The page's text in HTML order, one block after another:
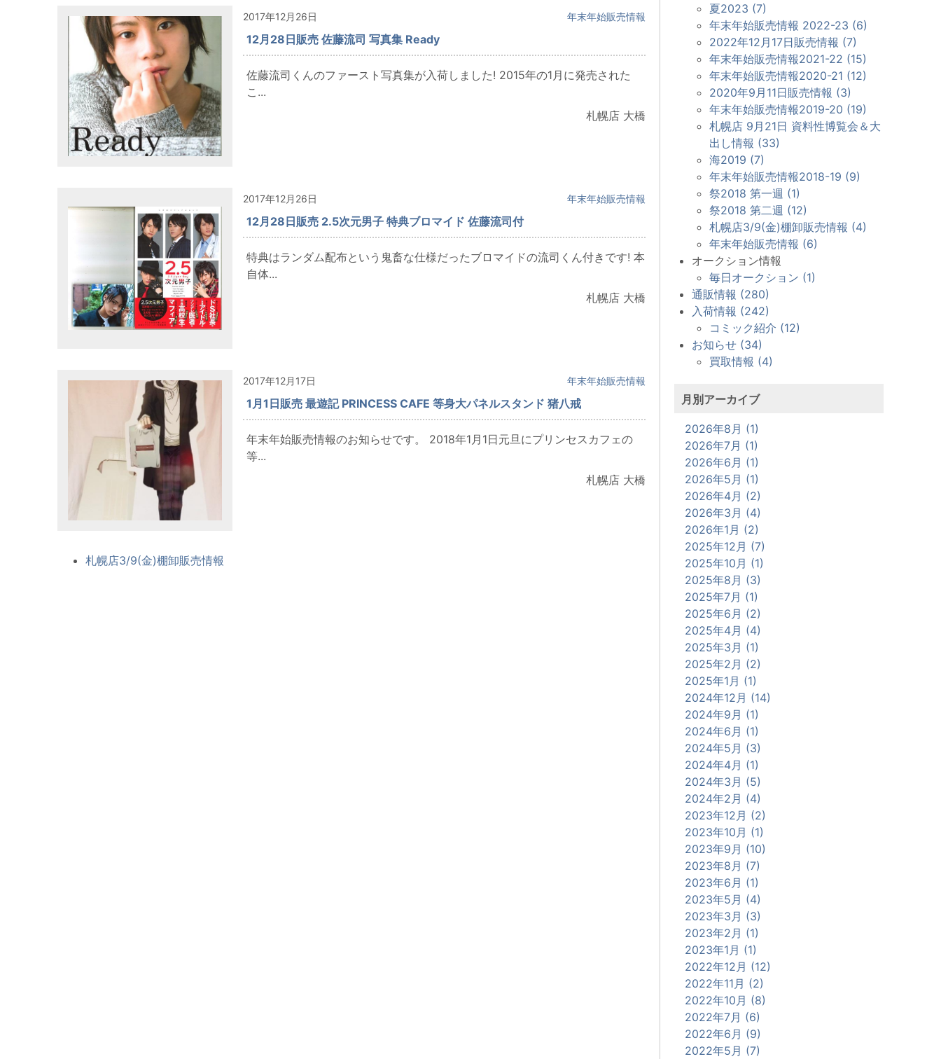
2017年12月26日 年末年始販売情報
12月28日販売 佐藤流司 写真集 Ready
佐藤流司くんのファースト写真集が入荷しました! 2015年の1月に発売された
こ...
札幌店 大橋
2017年12月26日 年末年始販売情報
12月28日販売 2.5次元男子 特典ブロマイド 佐藤流司付
特典はランダム配布という鬼畜な仕様だったブロマイドの流司くん付きです! 本
自体...
札幌店 大橋
2017年12月17日 年末年始販売情報
1月1日販売 最遊記 PRINCESS CAFE 等身大パネルスタンド 猪八戒
年末年始販売情報のお知らせです。 2018年1月1日元旦にプリンセスカフェの
等...
札幌店 大橋
札幌店3/9(金)棚卸販売情報
夏2023 (7)
年末年始販売情報 2022-23 (6)
2022年12月17日販売情報 (7)
年末年始販売情報2021-22 (15)
年末年始販売情報2020-21 (12)
2020年9月11日販売情報 (3)
年末年始販売情報2019-20 (19)
札幌店 9月21日 資料性博覧会＆大
出し情報 (33)
海2019 (7)
年末年始販売情報2018-19 (9)
祭2018 第一週 (1)
祭2018 第二週 (12)
札幌店3/9(金)棚卸販売情報 (4)
年末年始販売情報 (6)
オークション情報
毎日オークション (1)
通販情報 (280)
入荷情報 (242)
コミック紹介 (12)
お知らせ (34)
買取情報 (4)
月別アーカイブ
2026年8月 (1)
2026年7月 (1)
2026年6月 (1)
2026年5月 (1)
2026年4月 (2)
2026年3月 (4)
2026年1月 (2)
2025年12月 (7)
2025年10月 (1)
2025年8月 (3)
2025年7月 (1)
2025年6月 (2)
2025年4月 (4)
2025年3月 (1)
2025年2月 (2)
2025年1月 (1)
2024年12月 (14)
2024年9月 (1)
2024年6月 (1)
2024年5月 (3)
2024年4月 (1)
2024年3月 (5)
2024年2月 (4)
2023年12月 (2)
2023年10月 (1)
2023年9月 (10)
2023年8月 (7)
2023年6月 (1)
2023年5月 (4)
2023年3月 (3)
2023年2月 (1)
2023年1月 (1)
2022年12月 (12)
2022年11月 (2)
2022年10月 (8)
2022年7月 (6)
2022年6月 (9)
2022年5月 (7)